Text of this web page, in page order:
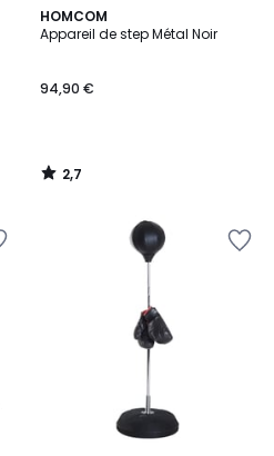
HOMCOM
Appareil de step Métal Noir
94,90 €
2,7
/ 5
2,7
/